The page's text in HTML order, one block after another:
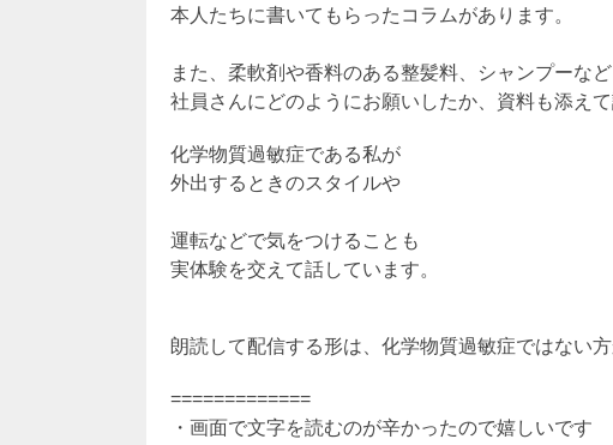
本人たちに書いてもらったコラムがあります。
また、柔軟剤や香料のある整髪料、シャンプーな
社員さんにどのようにお願いしたか、資料も添えて
化学物質過敏症である私が
外出するときのスタイルや
運転などで気をつけることも
実体験を交えて話しています。
朗読して配信する形は、化学物質過敏症ではない
=============
・画面で文字を読むのが辛かったので嬉しいです